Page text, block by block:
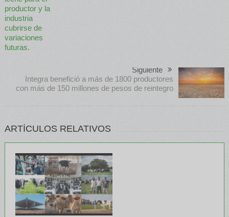
Siguiente
Integra benefició a más de 1800 productores
con más de 150 millones de pesos de reintegro
ARTÍCULOS RELATIVOS